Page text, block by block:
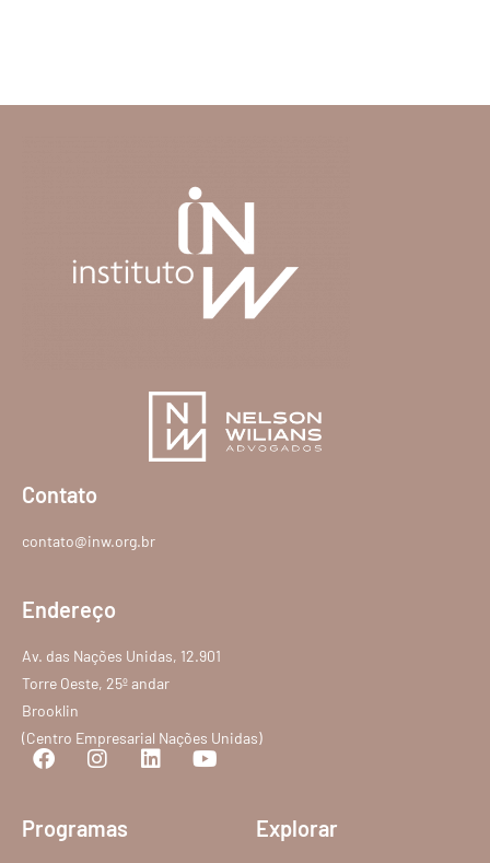
Contato
contato@inw.org.br
Endereço
Av. das Nações Unidas, 12.901
Torre Oeste, 25º andar
Brooklin
(Centro Empresarial Nações Unidas)
Programas Explorar